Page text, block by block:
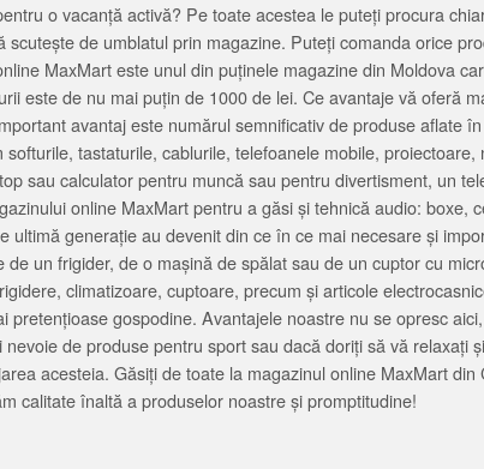
o vacanță activă? Pe toate acestea le puteți procura
de umblatul prin magazine. Puteți comanda orice
MaxMart este unul din puținele magazine din Moldova
este de nu mai puțin de 1000 de lei. Ce avantaje vă oferă
avantaj este numărul semnificativ de produse aflate
tastaturile, cablurile, telefoanele mobile, proiectoare,
sau calculator pentru muncă sau pentru divertisment, un
online MaxMart pentru a găsi și tehnică audio: boxe,
generație au devenit din ce în ce mai necesare și
un frigider, de o mașină de spălat sau de un cuptor cu
climatizoare, cuptoare, precum și articole
gospodine. Avantajele noastre nu se opresc
de produse pentru sport sau dacă doriți să vă relaxați
acesteia. Găsiți de toate la magazinul online MaxMart din
calitate înaltă a produselor noastre și promptitudine!